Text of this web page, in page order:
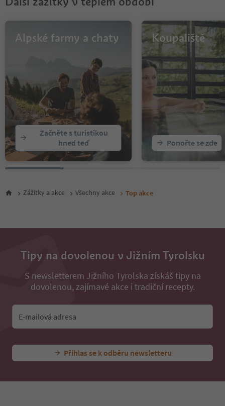
Alpské farmy a chaty
Začněte s turistikou
hned teď
Koupaliště
Ponořte se zde
Zážitky a akce Všechny akce Top akce
Tipy na dovolenou v Jižním Tyrolsku
S newsletterem Jižního Tyrolska získáš tipy na
dovolenou, zajímavé akce i tradiční recepty.
E-mailová adresa
Přihlas se k odběru newsletteru